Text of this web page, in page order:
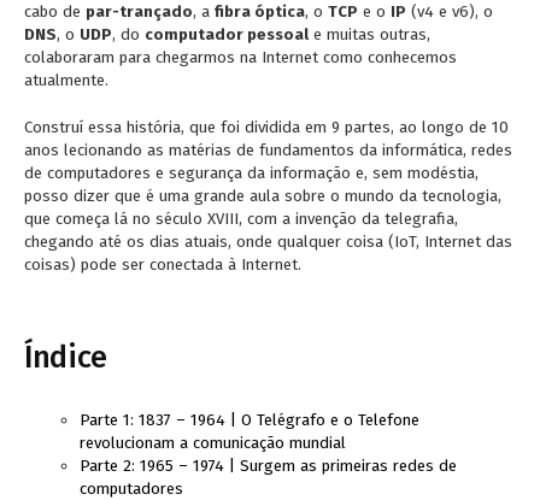
cabo de par-trançado, a fibra óptica, o TCP e o IP (v4 e v6), o
DNS, o UDP, do computador pessoal e muitas outras,
colaboraram para chegarmos na Internet como conhecemos
atualmente.
Construí essa história, que foi dividida em 9 partes, ao longo de 10
anos lecionando as matérias de fundamentos da informática, redes
de computadores e segurança da informação e, sem modéstia,
posso dizer que é uma grande aula sobre o mundo da tecnologia,
que começa lá no século XVIII, com a invenção da telegrafia,
chegando até os dias atuais, onde qualquer coisa (IoT, Internet das
coisas) pode ser conectada à Internet.
Índice
Parte 1: 1837 – 1964 | O Telégrafo e o Telefone
revolucionam a comunicação mundial
Parte 2: 1965 – 1974 | Surgem as primeiras redes de
computadores